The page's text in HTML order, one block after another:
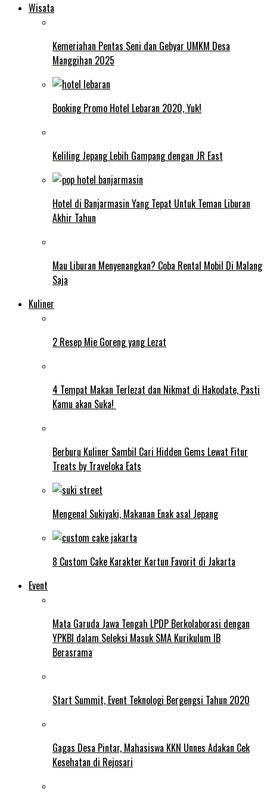
Wisata
Kemeriahan Pentas Seni dan Gebyar UMKM Desa
Manggihan 2025
Booking Promo Hotel Lebaran 2020, Yuk!
Keliling Jepang Lebih Gampang dengan JR East
Hotel di Banjarmasin Yang Tepat Untuk Teman Liburan
Akhir Tahun
Mau Liburan Menyenangkan? Coba Rental Mobil Di Malang
Saja
Kuliner
2 Resep Mie Goreng yang Lezat
4 Tempat Makan Terlezat dan Nikmat di Hakodate, Pasti
Kamu akan Suka!
Berburu Kuliner Sambil Cari Hidden Gems Lewat Fitur
Treats by Traveloka Eats
Mengenal Sukiyaki, Makanan Enak asal Jepang
8 Custom Cake Karakter Kartun Favorit di Jakarta
Event
Mata Garuda Jawa Tengah LPDP Berkolaborasi dengan
YPKBI dalam Seleksi Masuk SMA Kurikulum IB
Berasrama
Start Summit, Event Teknologi Bergengsi Tahun 2020
Gagas Desa Pintar, Mahasiswa KKN Unnes Adakan Cek
Kesehatan di Rejosari